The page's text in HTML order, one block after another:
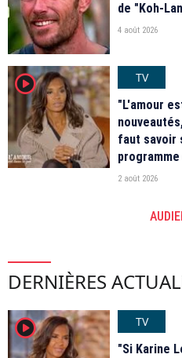
de "Koh-
4 août 2026
player2
TV
"L'amour
faut savoir
programme
2 août 2026
DERNIÈRES
player2
TV
"Si Karine